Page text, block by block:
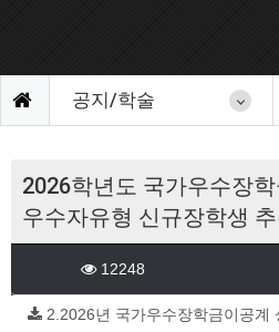
공지/학술
2026학년도 국가우수장
우수자유형 신규장학생
12248
2.2026년 국가우수장학금이공계